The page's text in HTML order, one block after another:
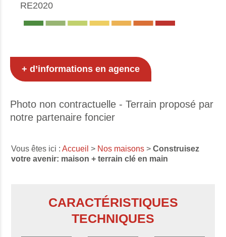
RE2020
+ d’informations en agence
Photo non contractuelle - Terrain proposé par
notre partenaire foncier
Vous êtes ici :Accueil > Nos maisons >Construisez
votre avenir: maison + terrain clé en main
CARACTÉRISTIQUES
TECHNIQUES